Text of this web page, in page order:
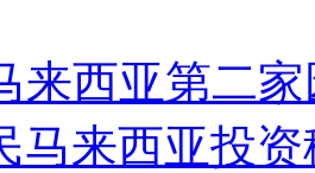
来西亚第二家
马来西亚投资